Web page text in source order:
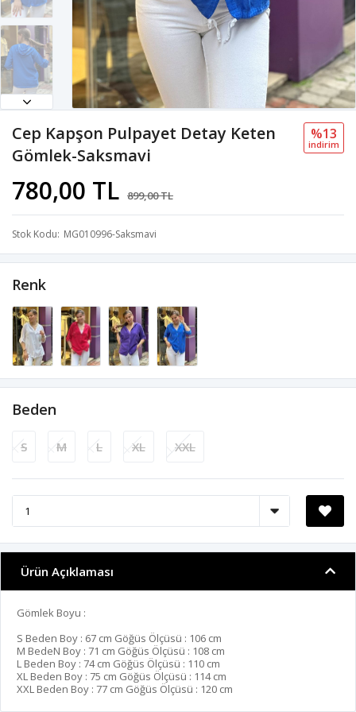
Cep Kapşon Pulpayet Detay Keten
Gömlek-Saksmavi
780,00 TL 899,00 TL
%13
i̇ndi̇ri̇m
Stok Kodu MG010996-Saksmavi
Renk
Beden
S M L XL XXL
Ürün Açıklaması
Gömlek Boyu :
S Beden Boy : 67 cm Göğüs Ölçüsü : 106 cm
M BedeN Boy : 71 cm Göğüs Ölçüsü : 108 cm
L Beden Boy : 74 cm Göğüs Ölçüsü : 110 cm
XL Beden Boy : 75 cm Göğüs Ölçüsü : 114 cm
XXL Beden Boy : 77 cm Göğüs Ölçüsü : 120 cm